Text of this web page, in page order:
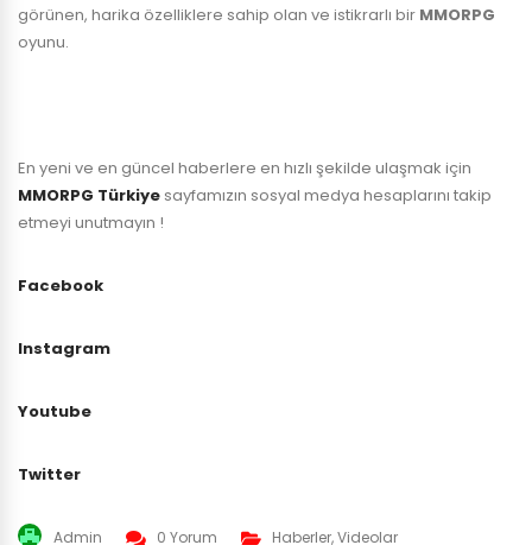
görünen, harika özelliklere sahip olan ve istikrarlı bir MMORPG
oyunu.
En yeni ve en güncel haberlere en hızlı şekilde ulaşmak için
MMORPG Türkiye sayfamızın sosyal medya hesaplarını takip
etmeyi unutmayın !
Facebook
Instagram
Youtube
Twitter
Admin 0 Yorum Haberler,Videolar